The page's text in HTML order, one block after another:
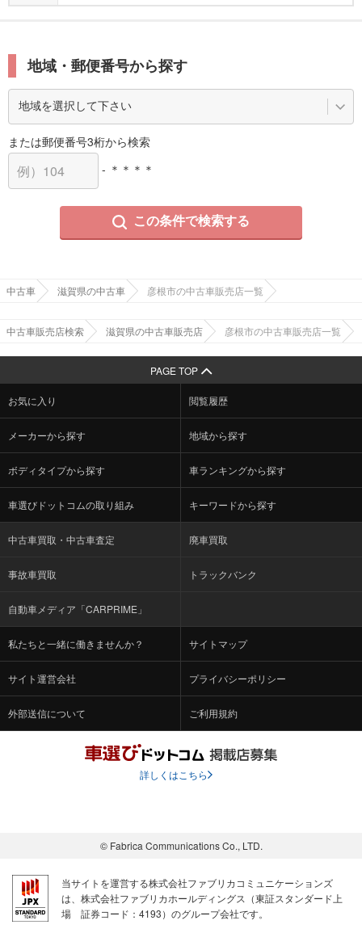
地域・郵便番号から探す
または郵便番号3桁から検索
- ＊＊＊＊
この条件で検索する
中古車 滋賀県の中古車 彦根市の中古車販売店一覧
中古車販売店検索 滋賀県の中古車販売店 彦根市の中古車販売店一覧
PAGE TOP
お気に入り 閲覧履歴
メーカーから探す 地域から探す
ボディタイプから探す 車ランキングから探す
車選びドットコムの取り組み キーワードから探す
中古車買取・中古車査定 廃車買取
事故車買取 トラックバンク
自動車メディア「CARPRIME」
私たちと一緒に働きませんか？ サイトマップ
サイト運営会社 プライバシーポリシー
外部送信について ご利用規約
詳しくはこちら
© Fabrica Communications Co., LTD.
当サイトを運営する株式会社ファブリカコミュニケーションズ
は、株式会社ファブリカホールディングス（東証スタンダード上
場 証券コード：4193）のグループ会社です。